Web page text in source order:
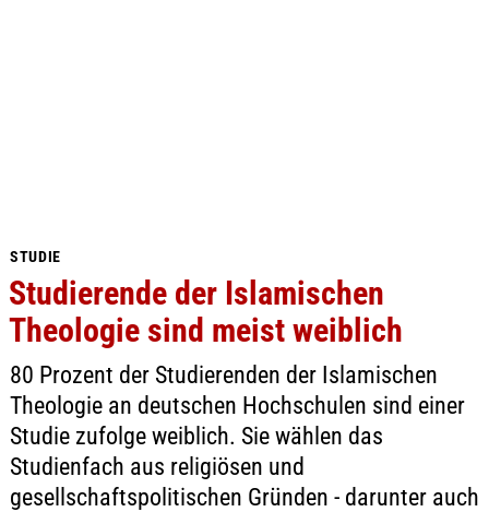
STUDIE
Studierende der Islamischen
Theologie sind meist weiblich
80 Prozent der Studierenden der Islamischen
Theologie an deutschen Hochschulen sind einer
Studie zufolge weiblich. Sie wählen das
Studienfach aus religiösen und
gesellschaftspolitischen Gründen - darunter auch